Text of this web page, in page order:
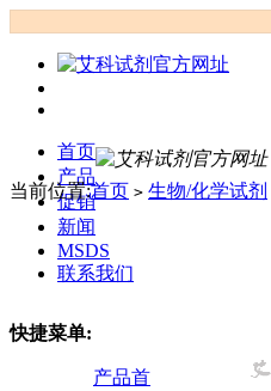
首页
产品
促销
新闻
MSDS
联系我们
当前位置:首页 > 生物/化学试剂
快捷菜单:
产品首